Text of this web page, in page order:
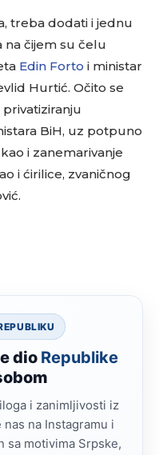
treba dodati i jednu
na čijem su čelu
Edin Forto i ministar
Hurtić. Očito se
BiH, uz potpuno
i zanemarivanje
i ćirilice, zvaničnog
dio Republike
i zanimljivosti iz
na Instagramu i
sa motivima Srpske,